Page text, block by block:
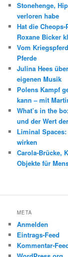
Stonehenge,
verloren habe
Hat die
Roxane Bicker
Vom
Pferde
Julina Hees
eigenen Musik
Polens Kampf
kann – mit
What’s in the
und der Wert
Liminal
wirken
Carola-Brücke,
Objekte für
META
Anmelden
Eintrags-Feed
Kommentar-